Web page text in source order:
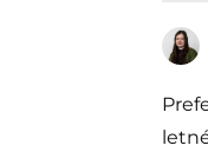
Preferujete, aby boli vaše prsty na nohách zväčša zakryté? Ak žijete v meste, na dlhé